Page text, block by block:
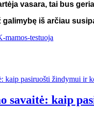
vasara, tai bus
iš arčiau
mamos-testuoja
savaitė: kaip